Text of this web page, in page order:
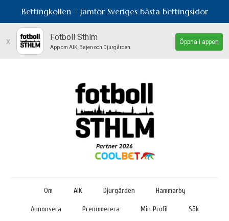
Bettingkollen – jämför Sveriges bästa bettingsidor
x Fotboll Sthlm
App om AIK, Bajen och Djurgården
Öppna i appen
Om AIK Djurgården Hammarby
Annonsera Prenumerera Min Profil Sök